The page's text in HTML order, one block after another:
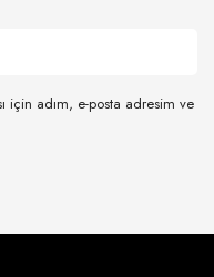
için adım, e-posta adresim ve